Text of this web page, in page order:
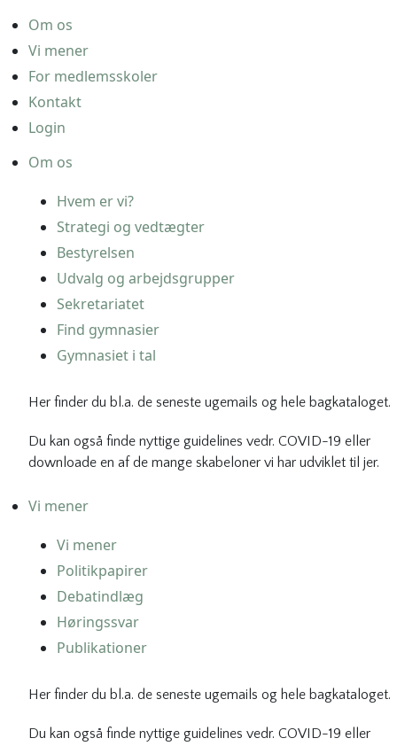
Om os
Vi mener
For medlemsskoler
Kontakt
Login
Om os
Hvem er vi?
Strategi og vedtægter
Bestyrelsen
Udvalg og arbejdsgrupper
Sekretariatet
Find gymnasier
Gymnasiet i tal
Her finder du bl.a. de seneste ugemails og hele bagkataloget.
Du kan også finde nyttige guidelines vedr. COVID-19 eller
downloade en af de mange skabeloner vi har udviklet til jer.
Vi mener
Vi mener
Politikpapirer
Debatindlæg
Høringssvar
Publikationer
Her finder du bl.a. de seneste ugemails og hele bagkataloget.
Du kan også finde nyttige guidelines vedr. COVID-19 eller